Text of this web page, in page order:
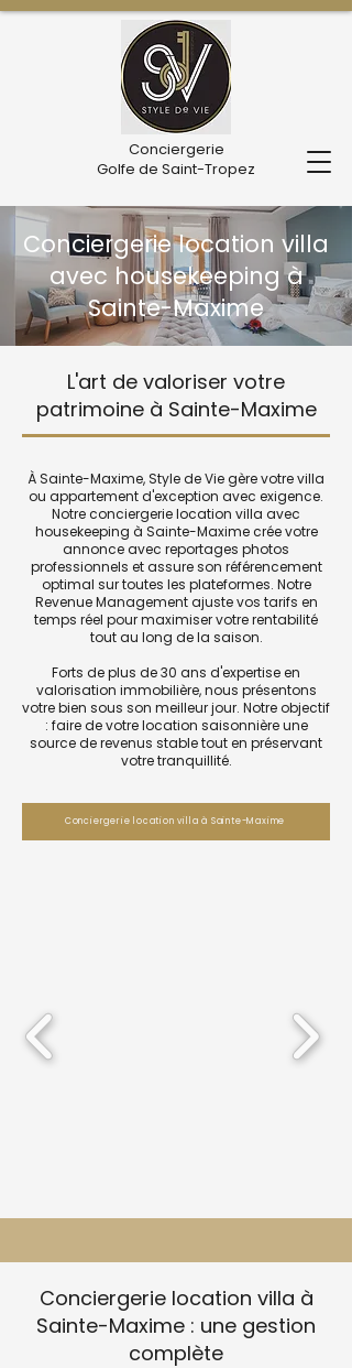
Conciergerie
Golfe de Saint-Tropez
Conciergerie location villa
avec housekeeping à
Sainte-Maxime
L'art de valoriser votre
patrimoine à Sainte-Maxime
À Sainte-Maxime, Style de Vie gère votre villa
ou appartement d'exception avec exigence.
Notre conciergerie location villa avec
housekeeping à Sainte-Maxime crée votre
annonce avec reportages photos
professionnels et assure son référencement
optimal sur toutes les plateformes. Notre
Revenue Management ajuste vos tarifs en
temps réel pour maximiser votre rentabilité
tout au long de la saison.
Forts de plus de 30 ans d'expertise en
valorisation immobilière, nous présentons
votre bien sous son meilleur jour. Notre objectif
: faire de votre location saisonnière une
source de revenus stable tout en préservant
votre tranquillité.
Conciergerie location villa à Sainte-Maxime
Conciergerie location villa à
Sainte-Maxime : une gestion
complète